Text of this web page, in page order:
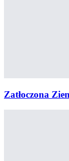
Zatłoczona